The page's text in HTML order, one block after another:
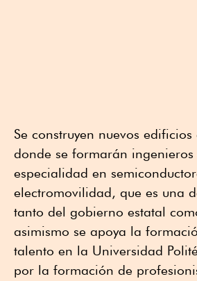
Se construyen nuevos
donde se formarán ingenieros
especialidad en
electromovilidad, que es una
tanto del gobierno estatal
asimismo se apoya la
talento en la Universidad
por la formación de